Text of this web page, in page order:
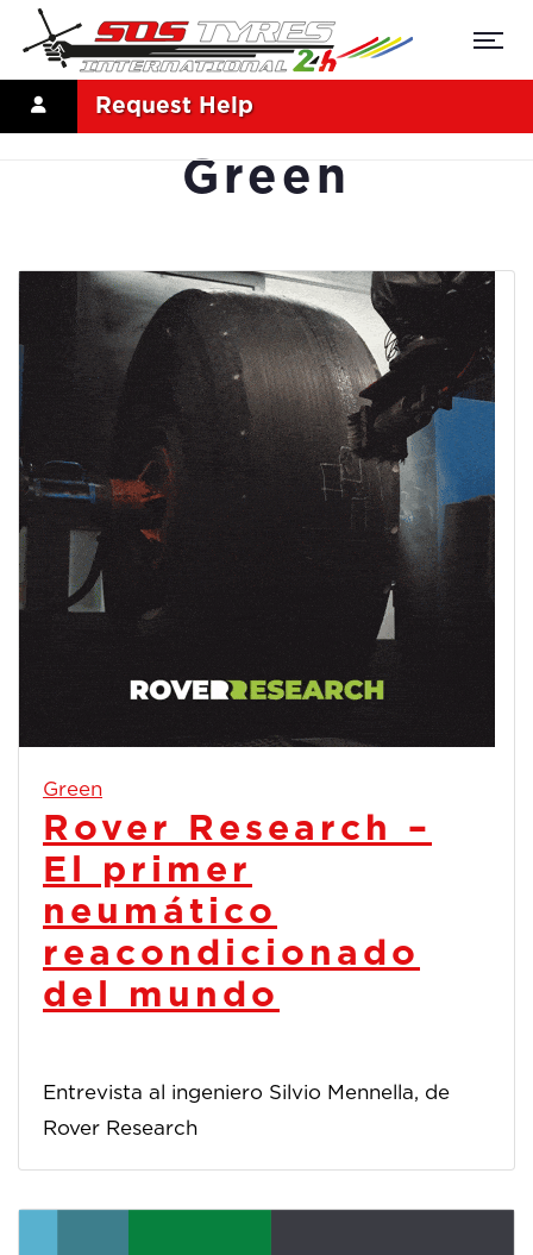
Request Help
Green
Green
Rover Research –
El primer
neumático
reacondicionado
del mundo
Entrevista al ingeniero Silvio Mennella, de
Rover Research